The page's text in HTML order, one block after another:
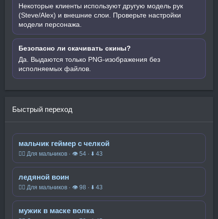
Некоторые клиенты используют другую модель рук
(Steve/Alex) и внешние слои. Проверьте настройки
модели персонажа.
Безопасно ли скачивать скины?
Да. Выдаются только PNG-изображения без
исполняемых файлов.
Быстрый переход
мальчик геймер с челкой
🧍‍♂️ Для мальчиков · 👁 54 · ⬇ 43
ледяной воин
🧍‍♂️ Для мальчиков · 👁 98 · ⬇ 43
мужик в маске волка